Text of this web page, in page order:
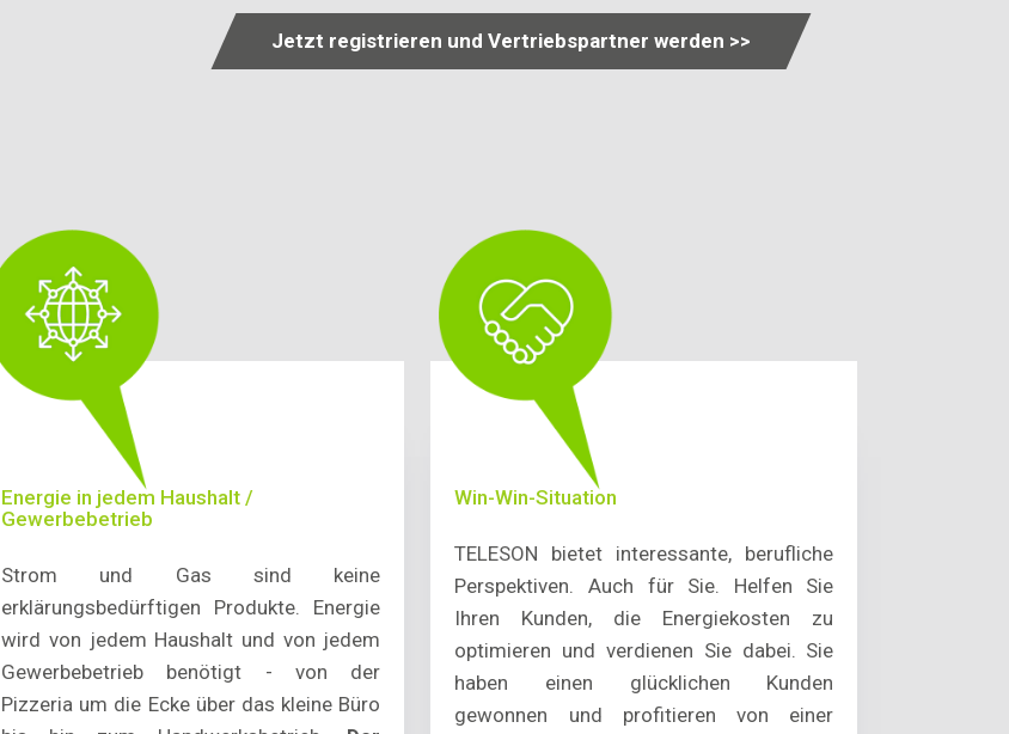
Jetzt registrieren und Vertriebspartner werden >>
Energie in jedem Haushalt /
Gewerbebetrieb
Strom und Gas sind keine
erklärungsbedürftigen Produkte. Energie
wird von jedem Haushalt und von jedem
Gewerbebetrieb benötigt - von der
Pizzeria um die Ecke über das kleine Büro
Win-Win-Situation
TELESON bietet interessante, berufliche
Perspektiven. Auch für Sie. Helfen Sie
Ihren Kunden, die Energiekosten zu
optimieren und verdienen Sie dabei. Sie
haben einen glücklichen Kunden
gewonnen und profitieren von einer